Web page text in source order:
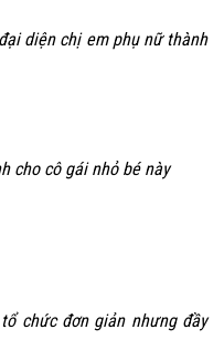
diện chị em phụ nữ thành
cho cô gái nhỏ bé này
chức đơn giản nhưng đầy